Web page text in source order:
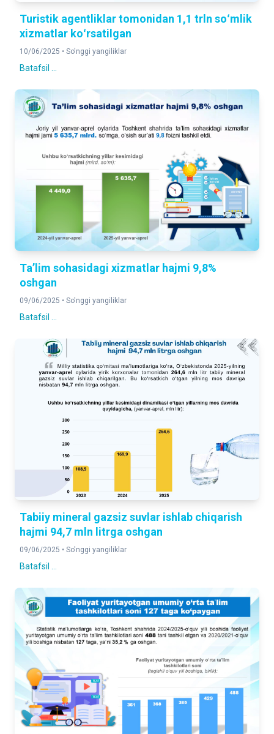
Turistik agentliklar tomonidan 1,1 trln soʻmlik
xizmatlar koʻrsatilgan
10/06/2025 • So'nggi yangiliklar
Batafsil ...
Ta’lim sohasidagi xizmatlar hajmi 9,8%
oshgan
09/06/2025 • So'nggi yangiliklar
Batafsil ...
Tabiiy mineral gazsiz suvlar ishlab chiqarish
hajmi 94,7 mln litrga oshgan
09/06/2025 • So'nggi yangiliklar
Batafsil ...